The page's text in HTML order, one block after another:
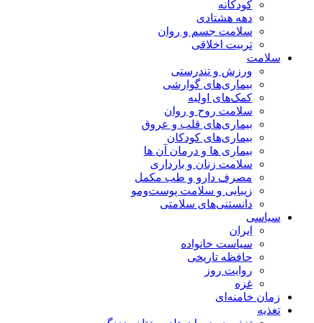
کودکانه
دهه هشتادی
سلامت جسم و روان
تربیت اخلاقی
سلامت
ورزش و تندرستی
بیماری‌های گوارشی
کمک‌های اولیه
سلامت روح و روان
بیماری‌های قلب و عروق
بیماری‌های کودکان
بیماری ها و درمان آن ها
سلامت زنان و بارداری
مصرف دارو و طب مکمل
زیبایی و سلامت پوست‌ومو
دانستنی‌های سلامتی
سیاسی
ایران
سیاست خانواده
حافظه تاریخی
روایت روز
غزه
زمان خامنه‌ای
تغذیه